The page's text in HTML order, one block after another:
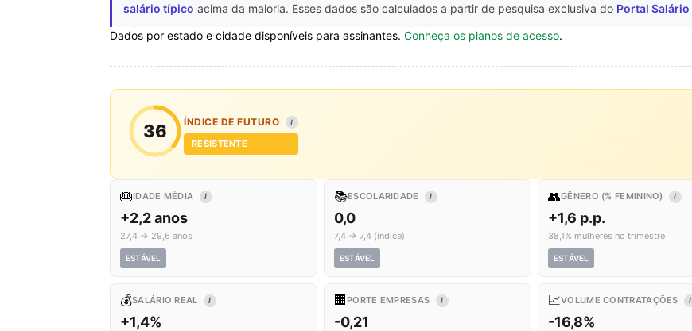
salário típico acima da maioria. Esses dados são calculados a partir de pesquisa exclusiva do Portal Salário
Dados por estado e cidade disponíveis para assinantes. Conheça os planos de acesso.
36 ÍNDICE DE FUTURO I
RESISTENTE
🎂IDADE MÉDIA I
+2,2 anos
27,4 → 29,6 anos
ESTÁVEL
📚ESCOLARIDADE I
0,0
7,4 → 7,4 (índice)
ESTÁVEL
👥GÊNERO (% FEMININO) I
+1,6 p.p.
38,1% mulheres no trimestre
ESTÁVEL
💰SALÁRIO REAL I
+1,4%
🏢 PORTE EMPRESAS I
-0,21
📈VOLUME CONTRATAÇÕES I
-16,8%